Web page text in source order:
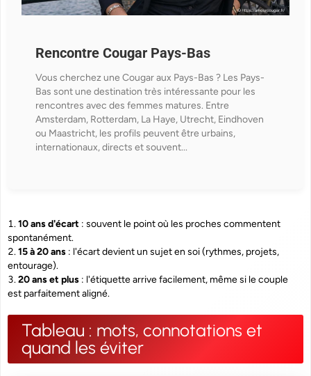
Rencontre Cougar Pays-Bas
Vous cherchez une Cougar aux Pays-Bas ? Les Pays-
Bas sont une destination très intéressante pour les
rencontres avec des femmes matures. Entre
Amsterdam, Rotterdam, La Haye, Utrecht, Eindhoven
ou Maastricht, les profils peuvent être urbains,
internationaux, directs et souvent...
10 ans d'écart : souvent le point où les proches commentent
spontanément.
15 à 20 ans : l'écart devient un sujet en soi (rythmes, projets,
entourage).
20 ans et plus : l'étiquette arrive facilement, même si le couple
est parfaitement aligné.
Tableau : mots, connotations et
quand les éviter